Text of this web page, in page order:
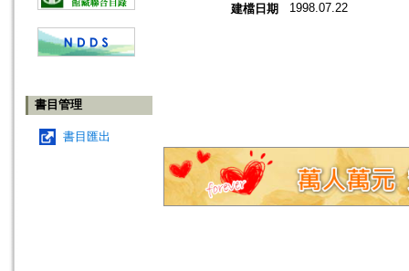
書目管理
書目匯出
建檔日期 1998.07.22